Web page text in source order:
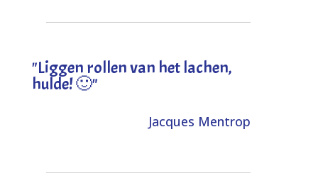
"Liggen rollen van het lachen,
hulde! 🙂"
Jacques Mentrop